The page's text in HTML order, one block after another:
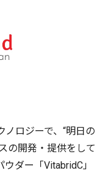
ノロジーで、“明日の
の開発・提供をして
ダー「VitabridC」